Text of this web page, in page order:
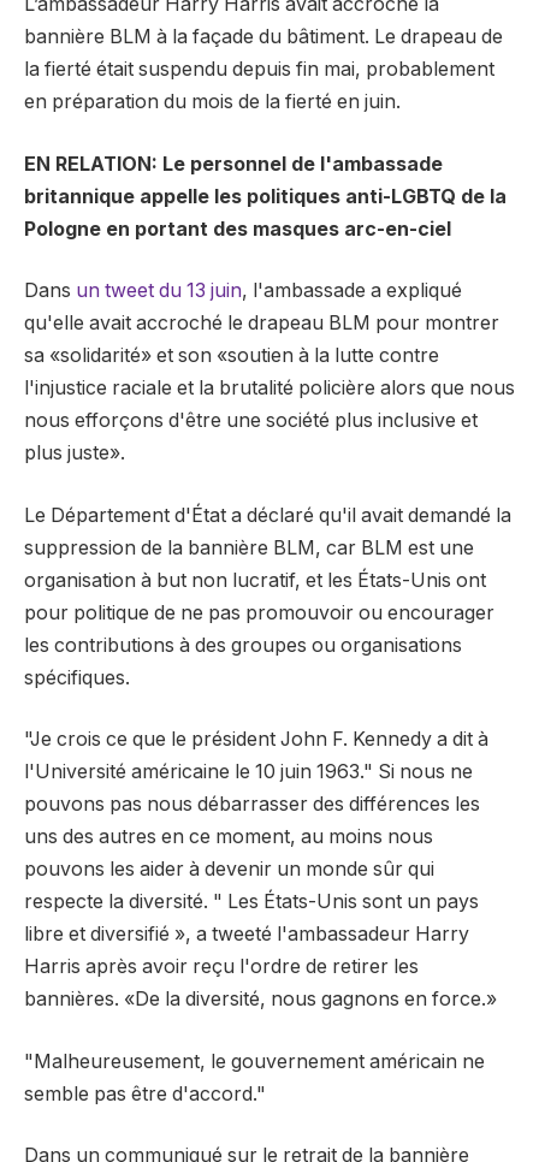
bannière BLM à la façade du bâtiment. Le drapeau de
la fierté était suspendu depuis fin mai, probablement
en préparation du mois de la fierté en juin.
EN RELATION: Le personnel de l'ambassade
britannique appelle les politiques anti-LGBTQ de la
Pologne en portant des masques arc-en-ciel
Dans un tweet du 13 juin, l'ambassade a expliqué
qu'elle avait accroché le drapeau BLM pour montrer
sa «solidarité» et son «soutien à la lutte contre
l'injustice raciale et la brutalité policière alors que nous
nous efforçons d'être une société plus inclusive et
plus juste».
Le Département d'État a déclaré qu'il avait demandé la
suppression de la bannière BLM, car BLM est une
organisation à but non lucratif, et les États-Unis ont
pour politique de ne pas promouvoir ou encourager
les contributions à des groupes ou organisations
spécifiques.
"Je crois ce que le président John F. Kennedy a dit à
l'Université américaine le 10 juin 1963." Si nous ne
pouvons pas nous débarrasser des différences les
uns des autres en ce moment, au moins nous
pouvons les aider à devenir un monde sûr qui
respecte la diversité. " Les États-Unis sont un pays
libre et diversifié », a tweeté l'ambassadeur Harry
Harris après avoir reçu l'ordre de retirer les
bannières. «De la diversité, nous gagnons en force.»
"Malheureusement, le gouvernement américain ne
semble pas être d'accord."
Dans un communiqué sur le retrait de la bannière